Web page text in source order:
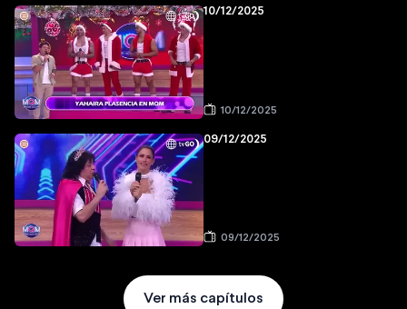
10/12/2025
10/12/2025
09/12/2025
09/12/2025
Ver más capítulos